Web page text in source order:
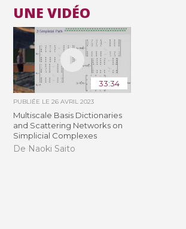
UNE VIDÉO
33:34
PUBLIÉE LE26 AVRIL 2023
Multiscale Basis Dictionaries
and Scattering Networks on
Simplicial Complexes
De Naoki Saito